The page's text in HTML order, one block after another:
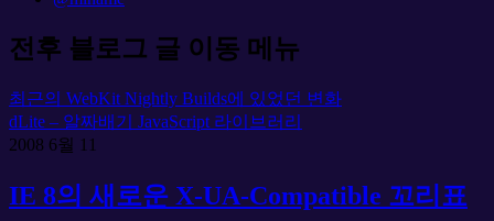
전후 블로그 글 이동 메뉴
최근의 WebKit Nightly Builds에 있었던 변화
dLite – 알짜배기 JavaScript 라이브러리
2008 6월 11
IE 8의 새로운 X-UA-Compatible 꼬리표